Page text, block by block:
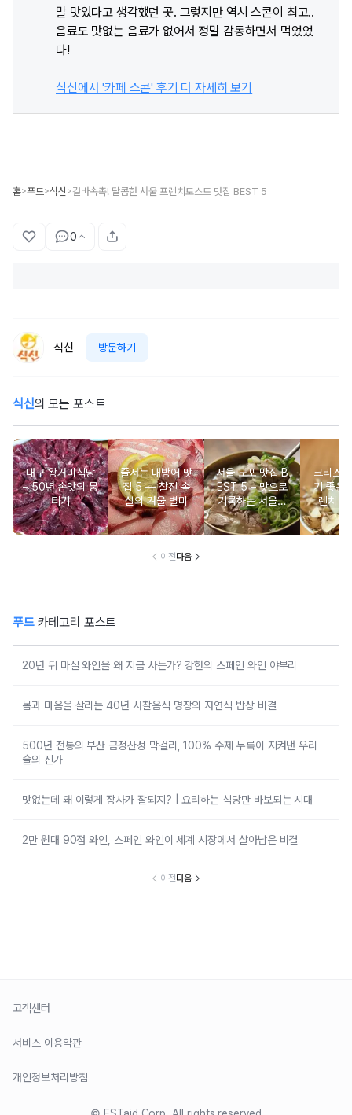
말 맛있다고 생각했던 곳. 그렇지만 역시 스콘이 최고..
음료도 맛없는 음료가 없어서 정말 감동하면서 먹었었
다!
식신에서 '카페 스콘' 후기 더 자세히 보기
홈>푸드>식신 >겉바속촉! 달콤한 서울 프렌치토스트 맛집 BEST 5
0
식신 방문하기
식신의 모든 포스트
대구 왕거미식당
– 50년 손맛의 뭉
티기
줄서는 대방어 맛
집 5 ― 찰진 속
살의 겨울 별미
서울 노포 맛집 B
EST 5 – 맛으로
기록하는 서울의
시간
크리스
기 좋은
렌치
이전다음
푸드카테고리 포스트
20년 뒤 마실 와인을 왜 지금 사는가? 강헌의 스페인 와인 야부리
몸과 마음을 살리는 40년 사찰음식 명장의 자연식 밥상 비결
500년 전통의 부산 금정산성 막걸리, 100% 수제 누룩이 지켜낸 우리
술의 진가
맛없는데 왜 이렇게 장사가 잘되지? | 요리하는 식당만 바보되는 시대
2만 원대 90점 와인, 스페인 와인이 세계 시장에서 살아남은 비결
이전다음
고객센터
서비스 이용약관
개인정보처리방침